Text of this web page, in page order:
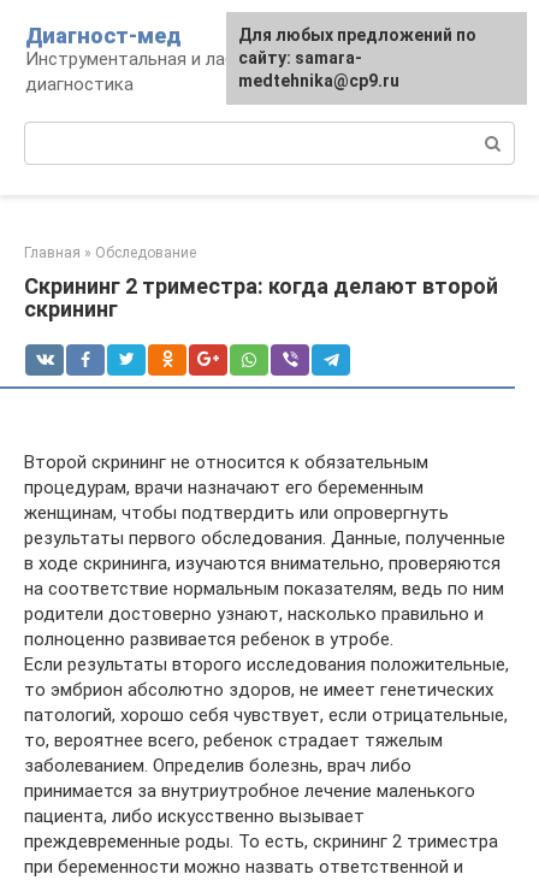
контенту
Диагност-мед
Инструментальная и лабораторная
диагностика
Главная » Обследование
Скрининг 2 триместра: когда делают второй
скрининг
Второй скрининг не относится к обязательным
процедурам, врачи назначают его беременным
женщинам, чтобы подтвердить или опровергнуть
результаты первого обследования. Данные, полученные
в ходе скрининга, изучаются внимательно, проверяются
на соответствие нормальным показателям, ведь по ним
родители достоверно узнают, насколько правильно и
полноценно развивается ребенок в утробе.
Если результаты второго исследования положительные,
то эмбрион абсолютно здоров, не имеет генетических
патологий, хорошо себя чувствует, если отрицательные,
то, вероятнее всего, ребенок страдает тяжелым
заболеванием. Определив болезнь, врач либо
принимается за внутриутробное лечение маленького
пациента, либо искусственно вызывает
преждевременные роды. То есть, скрининг 2 триместра
при беременности можно назвать ответственной и
Для любых предложений по
сайту: samara-
medtehnika@cp9.ru